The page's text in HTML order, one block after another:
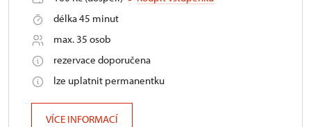
délka 45 minut
max. 35 osob
rezervace doporučena
lze uplatnit permanentku
VÍCE INFORMACÍ